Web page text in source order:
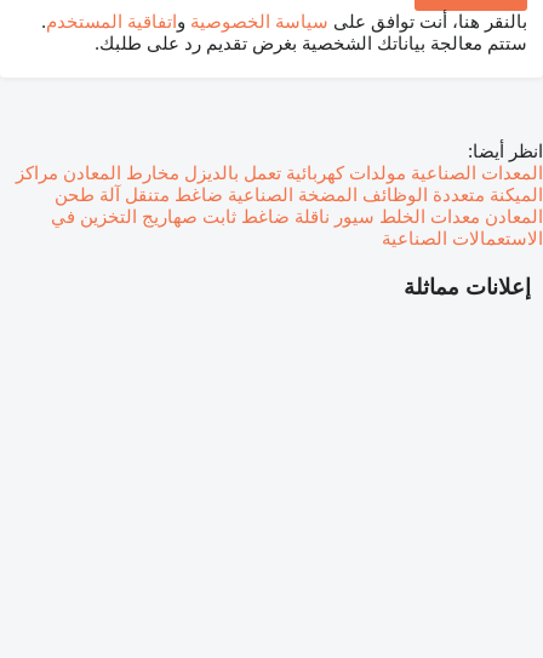
بالنقر هنا، أنت توافق على سياسة الخصوصية واتفاقية المستخدم.
ستتم معالجة بياناتك الشخصية بغرض تقديم رد على طلبك.
إعلانات مماثلة
انظر أيضا:
المعدات الصناعية مولدات كهربائية تعمل بالديزل مخارط المعادن مراكز
الميكنة متعددة الوظائف المضخة الصناعية ضاغط متنقل آلة طحن
المعادن معدات الخلط سيور ناقلة ضاغط ثابت صهاريج التخزين في
الاستعمالات الصناعية